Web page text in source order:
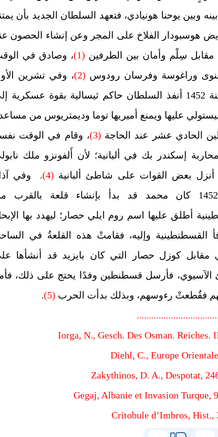
وبين يوحنا هونيادي، فتعهد السلطان الجديد بأن
هوسبودار الفلاخ على المجر وعن إنشاء الحصون
مقابل سِلْم وأمان بين الطرفين (1)
، وصادق في
وراغوسة وفرسان رودوس (2)
، وفي تشرين
من السنة 1452 أنفذ السلطان حاكم ثيسالية بقوة عسكرية
عليها ويمنع أميريها توما وديمتريوس من
الحادي عشر عند الحاجة (3)
، وقام في الوقت
إسكندر بك في ألبانية؛ لأن أَلفونزو ملك
بعض القوات على شاطئ ألبانية (4)
.
وفي
السنة 1452 كان محمد قد بدأ بإنشاء قلعة بالقرب
أطلق عليها اسم روم ايلي حصار؛ ليهدد بها
القسطنطينية وإليه، فقامتْ هذه القلعةُ في
مقابل كوزل حصار التي كان بايزيد قد أنشأها
الآسيوي، فأرسل قسطنطين وفدًا يحتج على ذلك،
فقُطعتْ رءوسهم، وبذلك بدأت الحرب (5)
.
Iorga, N., Gesch. Des Osman. Reiches.
Diehl, C., Europe
Zakythinos, D. A., Despotat,
Gegaj, Albanie et Invasion Turque,
Critobule d’Imbros, Hist.,